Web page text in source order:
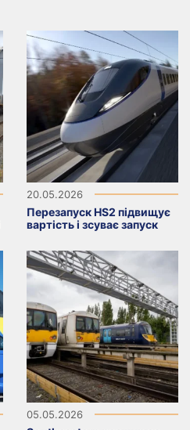
20.05.2026
Перезапуск HS2 підвищує
вартість і зсуває запуск
05.05.2026